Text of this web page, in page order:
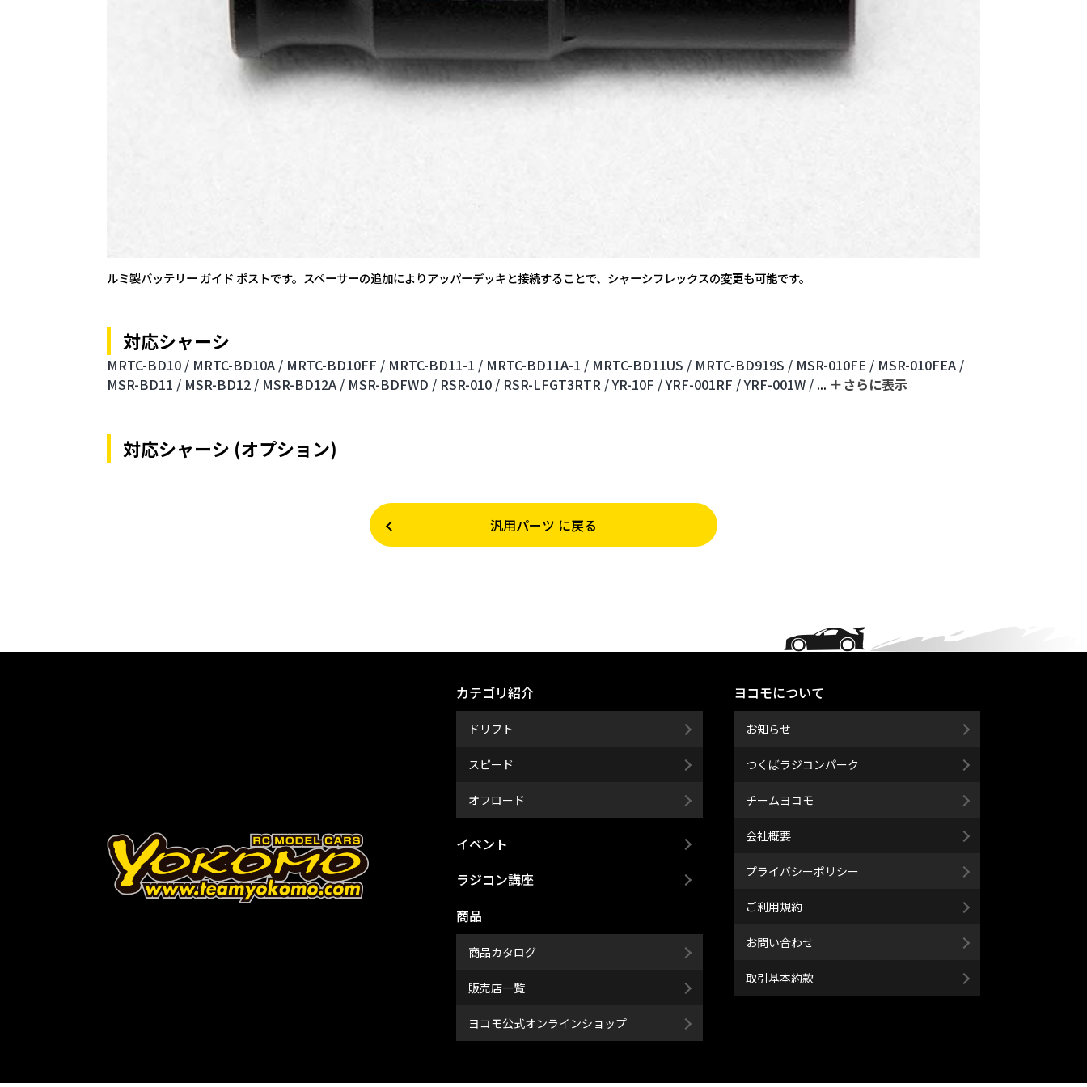
ルミ製バッテリー ガイド ポストです。スペーサーの追加によりアッパーデッキと接続することで、シャーシフレックスの変更も可能です。
対応シャーシ
MRTC-BD10 / MRTC-BD10A / MRTC-BD10FF / MRTC-BD11-1 / MRTC-BD11A-1 / MRTC-BD11US / MRTC-BD919S / MSR-010FE / MSR-010FEA /
MSR-BD11 / MSR-BD12 / MSR-BD12A / MSR-BDFWD / RSR-010 / RSR-LFGT3RTR /YR-10F /YRF-001RF /YRF-001W / ... ＋さらに表⽰
対応シャーシ (オプション)
汎用パーツ に戻る
カテゴリ紹介
ドリフト
スピード
オフロード
イベント
ラジコン講座
商品
商品カタログ
販売店一覧
ヨコモ公式オンラインショップ
ヨコモについて
お知らせ
つくばラジコンパーク
チームヨコモ
会社概要
プライバシーポリシー
ご利用規約
お問い合わせ
取引基本約款